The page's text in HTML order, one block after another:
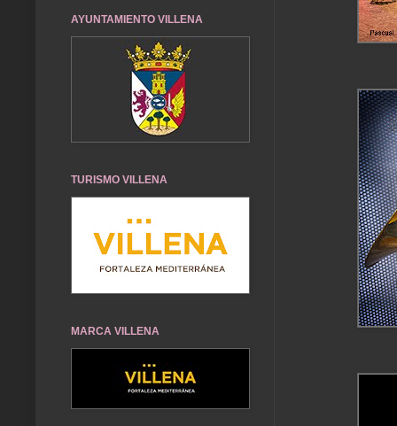
AYUNTAMIENTO VILLENA
TURISMO VILLENA
MARCA VILLENA